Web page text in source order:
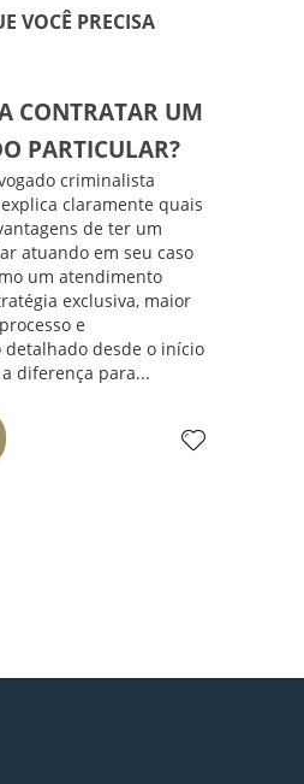
VOCÊ PRECISA
CONTRATAR UM
PARTICULAR?
criminalista
explica claramente quais
de ter um
atuando em seu caso
um atendimento
exclusiva, maior
e
desde o início
diferença para...